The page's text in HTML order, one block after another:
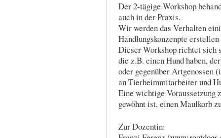
Der 2-tägige Workshop
auch in der Praxis.
Wir werden das Verhalten
Handlungskonzenpte
Dieser Workshop richtet sich
die z.B. einen Hund haben,
oder gegenüber Artgenossen
an Tierheimmitarbeiter und
Eine wichtige Voraussetzung
gewöhnt ist, einen Maulkorb
Zur Dozentin: